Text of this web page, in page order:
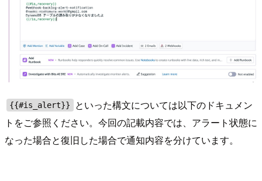
{{#is_alert}}
といった構文については以下のドキュメン
トをご参照ください。今回の記載内容では、アラート状態に
なった場合と復旧した場合で通知内容を分けています。